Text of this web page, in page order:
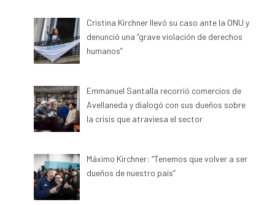
Cristina Kirchner llevó su caso ante la ONU y
denunció una “grave violación de derechos
humanos”
Emmanuel Santalla recorrió comercios de
Avellaneda y dialogó con sus dueños sobre
la crisis que atraviesa el sector
Máximo Kirchner: “Tenemos que volver a ser
dueños de nuestro país”